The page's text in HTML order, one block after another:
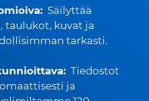
Säilyttää
taulukot, kuvat ja
tarkasti.
Tiedostot
ja